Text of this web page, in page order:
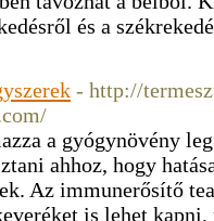
és a
- http://
a gyógynövény
ahhoz, hogy
Az immunerősítő
is lehet